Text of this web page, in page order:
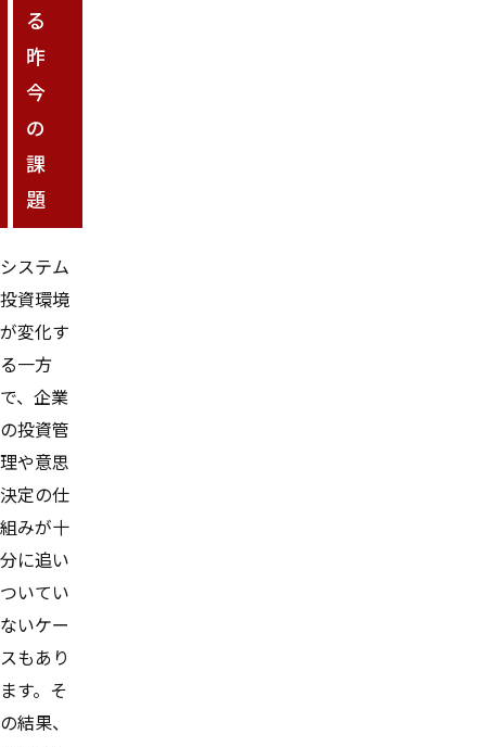
る
昨
今
の
課
題
システム
投資環境
が変化す
る一方
で、企業
の投資管
理や意思
決定の仕
組みが十
分に追い
ついてい
ないケー
スもあり
ます。そ
の結果、